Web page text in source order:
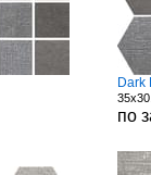
Dark
по